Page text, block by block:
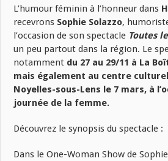
L’humour féminin à l’honneur dans
recevrons Sophie Solazzo,
l’occasion de son spectacle Toutes
un peu partout dans la région. Le
notamment du 27 au 29/11 à La
mais également au centre
Noyelles-sous-Lens le 7 mars, à
journée de la femme.
Découvrez le synopsis du spectacle :
Dans le One-Woman Show de